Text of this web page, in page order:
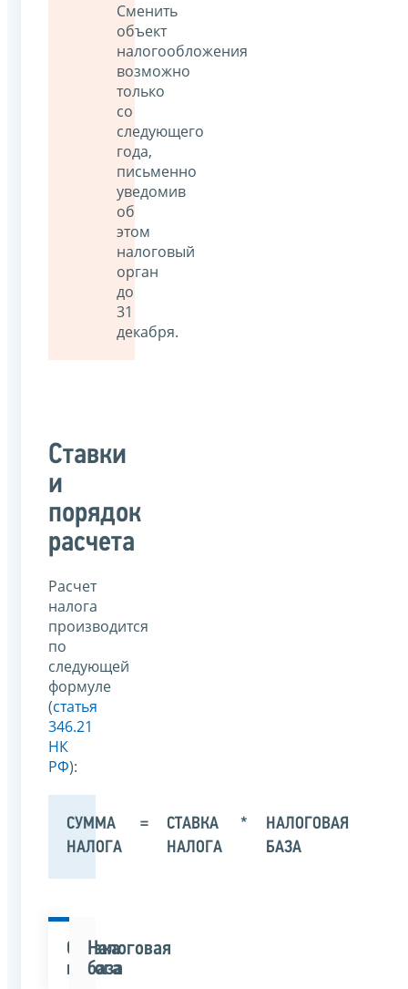
Сменить
объект
налогообложения
возможно
только
со
следующего
года,
письменно
уведомив
об
этом
налоговый
орган
до
31
декабря.
Ставки
и
порядок
расчета
Расчет
налога
производится
по
следующей
формуле
(статья
346.21
НК
РФ):
СУММА
НАЛОГА
=
СТАВКА
НАЛОГА
*
НАЛОГОВАЯ
БАЗА
Ставка
налога
Налоговая
база